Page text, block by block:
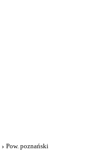
› Pow. poznański